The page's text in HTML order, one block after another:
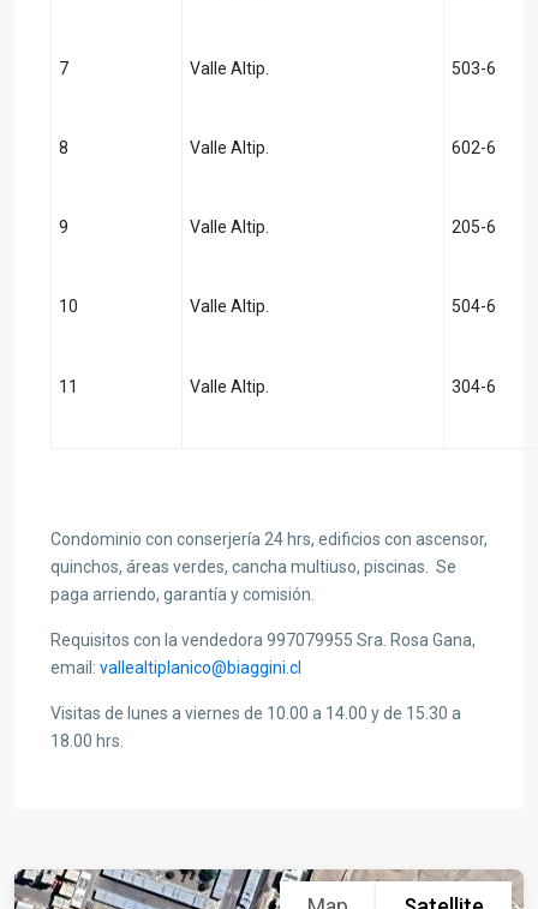
7 Valle Altip. 503-6
8 Valle Altip. 602-6
9 Valle Altip. 205-6
10 Valle Altip. 504-6
11 Valle Altip. 304-6
Condominio con conserjería 24 hrs, edificios con ascensor,
quinchos, áreas verdes, cancha multiuso, piscinas. Se
paga arriendo, garantía y comisión.
Requisitos con la vendedora 997079955 Sra. Rosa Gana,
email: vallealtiplanico@biaggini.cl
Visitas de lunes a viernes de 10.00 a 14.00 y de 15.30 a
18.00 hrs.